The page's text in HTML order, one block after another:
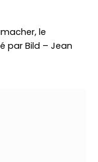
le
par Bild – Jean